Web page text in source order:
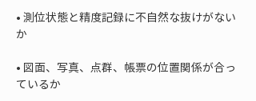
• 測位状態と精度記録に不自然な抜けがない
• 図面、写真、点群、帳票の位置関係が合っ